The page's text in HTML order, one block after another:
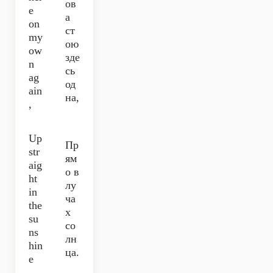
e
on
my
ow
n
ag
ain
,
ов
а
ст
ою
зде
сь
од
на,
Up
str
aig
ht
in
the
su
ns
hin
e
Пр
ям
о в
лу
ча
х
со
лн
ца.